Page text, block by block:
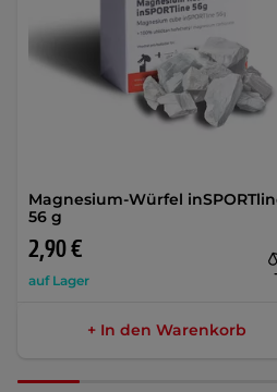
Magnesium-Würfel
56 g
2,90 €
auf Lager
+ In den Warenkorb